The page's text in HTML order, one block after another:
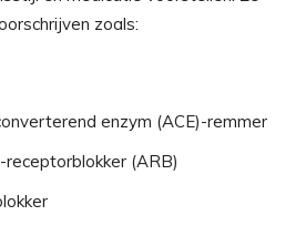
zoals:
enzym (ACE)-remmer
(ARB)